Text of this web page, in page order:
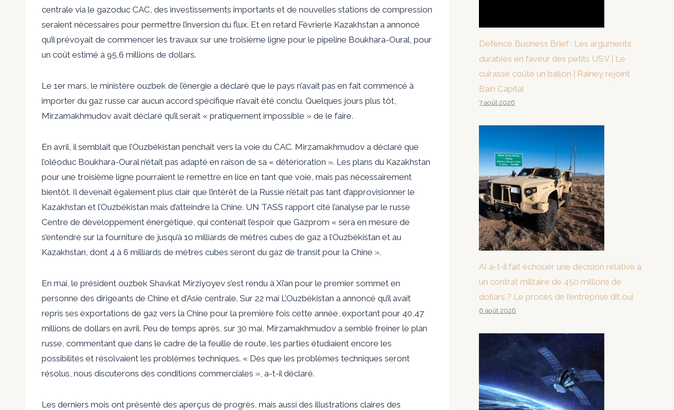
centrale via le gazoduc CAC, des investissements importants et de nouvelles stations de compression
seraient nécessaires pour permettre l’inversion du flux. Et en retard Févrierle Kazakhstan a annoncé
qu’il prévoyait de commencer les travaux sur une troisième ligne pour le pipeline Boukhara-Oural, pour
un coût estimé à 95,6 millions de dollars.
Le 1er mars, le ministère ouzbek de l’énergie a déclaré que le pays n’avait pas en fait commencé à
importer du gaz russe car aucun accord spécifique n’avait été conclu. Quelques jours plus tôt,
Mirzamakhmudov avait déclaré qu’il serait « pratiquement impossible » de le faire.
En avril, il semblait que l’Ouzbékistan penchait vers la voie du CAC. Mirzamakhmudov a déclaré que
l’oléoduc Boukhara-Oural n’était pas adapté en raison de sa « détérioration ». Les plans du Kazakhstan
pour une troisième ligne pourraient le remettre en lice en tant que voie, mais pas nécessairement
bientôt. Il devenait également plus clair que l’intérêt de la Russie n’était pas tant d’approvisionner le
Kazakhstan et l’Ouzbékistan mais d’atteindre la Chine. UN TASS rapport cité l’analyse par le russe
Centre de développement énergétique, qui contenait l’espoir que Gazprom « sera en mesure de
s’entendre sur la fourniture de jusqu’à 10 milliards de mètres cubes de gaz à l’Ouzbékistan et au
Kazakhstan, dont 4 à 6 milliards de mètres cubes seront du gaz de transit pour la Chine ».
En mai, le président ouzbek Shavkat Mirziyoyev s’est rendu à Xi’an pour le premier sommet en
personne des dirigeants de Chine et d’Asie centrale. Sur 22 mai L’Ouzbékistan a annoncé qu’il avait
repris ses exportations de gaz vers la Chine pour la première fois cette année, exportant pour 40,47
millions de dollars en avril. Peu de temps après, sur 30 mai , Mirzamakhmudov a semblé freiner le plan
russe, commentant que dans le cadre de la feuille de route, les parties étudiaient encore les
possibilités et résolvaient les problèmes techniques. « Dès que les problèmes techniques seront
résolus, nous discuterons des conditions commerciales », a-t-il déclaré.
Les derniers mois ont présenté des aperçus de progrès, mais aussi des illustrations claires des
Defence Business Brief : Les arguments
durables en faveur des petits USV | Le
cuirassé coûte un ballon | Rainey rejoint
Bain Capital
7 août 2026
AI a-t-il fait échouer une décision relative à
un contrat militaire de 450 millions de
dollars ? Le procès de l’entreprise dit oui
6 août 2026